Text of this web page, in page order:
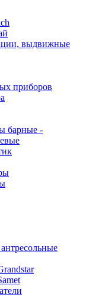
выдвижные
приборов
барные -